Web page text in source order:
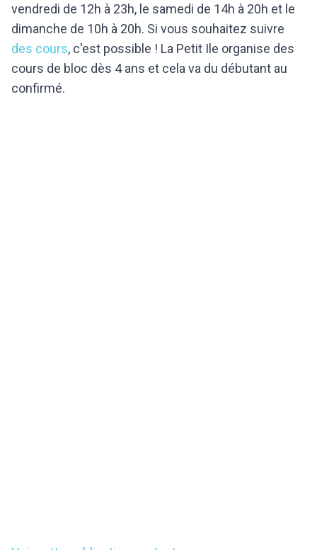
vendredi de 12h à 23h, le samedi de 14h à 20h et le
dimanche de 10h à 20h. Si vous souhaitez suivre
des cours, c'est possible ! La Petit Ile organise des
cours de bloc dès 4 ans et cela va du débutant au
confirmé.